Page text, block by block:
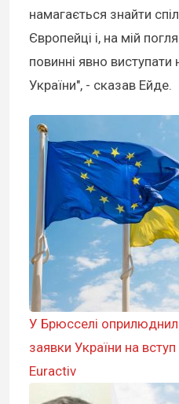
намагається знайти
Європейці і, на мій
повинні явно виступати
України", - сказав Ейде.
У Брюсселі
заявки України на
Euractiv